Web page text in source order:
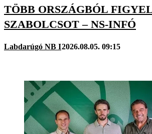
TÖBB ORSZÁGBÓL
SZABOLCSOT – NS-INFÓ
Labdarúgó NB I2026.08.05. 09:15